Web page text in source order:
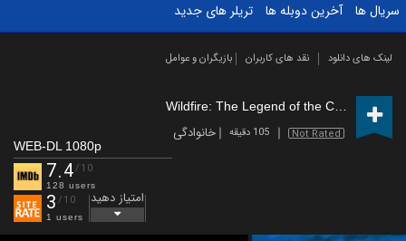
سریال ها
آخرین دوبله ها تریلر های جدید
لینک های دانلود نقد های کاربران بازیگران و عوامل
Not Rated 105 دقیقه خانوادگی
WEB-DL 1080p
7.4/10
128 users
3 /10
1 users
امتیاز دهید